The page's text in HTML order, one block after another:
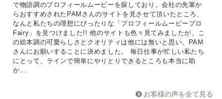
で物語調のプロフィールムービーを探しており、会社の先輩か
らおすすめされたPAMさんのサイトを見させて頂いたところ、
なんと私たちの理想にぴったりな「プロフィールムービープロ
Fairy」を見つけました!! 他のサイトも色々見てみましたが、こ
の絵本調の可愛らしさとクオリティは他には無いと思い、PAM
さんにお願いすることに決めました。 毎日仕事が忙しい私たち
にとって、ラインで簡単にやりとりできるところも本当に助
か...
お客様の声を全て見る